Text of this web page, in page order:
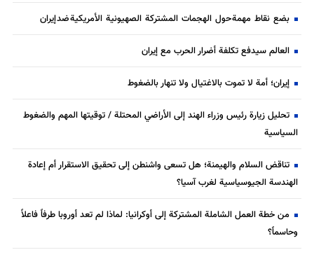
بضع نقاط مهمة حول الهجمات المشتركة الصهيونية الأمريكية ضد إيران
العالم سيدفع تكلفة أضرار الحرب مع إيران
إيران؛ أمة لا تموت بالاغتيال ولا تنهار بالضغوط
تحليل زيارة رئيس وزراء الهند إلى الأراضي المحتلة / توقيتها المهم والضغوط
السياسية
تناقض السلام والهيمنة؛ هل تسعى واشنطن إلى تحقيق الاستقرار أم إعادة
الهندسة الجيوسياسية لغرب آسيا؟
من خطة العمل الشاملة المشتركة إلى أوكرانيا: لماذا لم تعد أوروبا طرفاً فاعلاً
وحاسماً؟